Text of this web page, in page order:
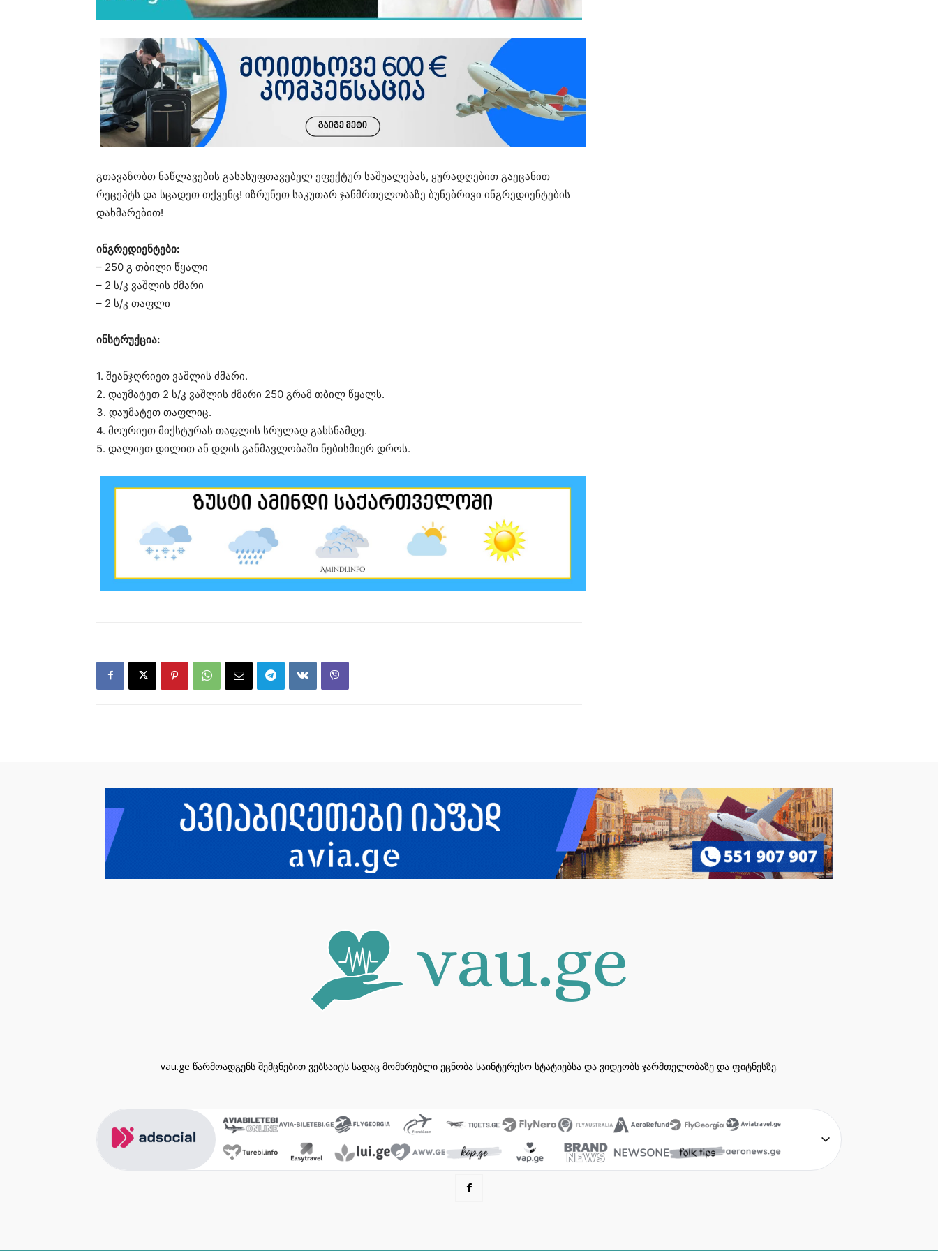
გთავაზობთ ნაწლავების გასასუფთავებელ ეფექტურ საშუალებას, ყურადღებით გაეცანით
რეცეპტს და სცადეთ თქვენც! იზრუნეთ საკუთარ ჯანმრთელობაზე ბუნებრივი ინგრედიენტების
დახმარებით!
ინგრედიენტები:
– 250 გ თბილი წყალი
– 2 ს/კ ვაშლის ძმარი
– 2 ს/კ თაფლი
ინსტრუქცია:
1. შეანჯღრიეთ ვაშლის ძმარი.
2. დაუმატეთ 2 ს/კ ვაშლის ძმარი 250 გრამ თბილ წყალს.
3. დაუმატეთ თაფლიც.
4. მოურიეთ მიქსტურას თაფლის სრულად გახსნამდე.
5. დალიეთ დილით ან დღის განმავლობაში ნებისმიერ დროს.
vau.ge წარმოადგენს შემცნებით ვებსაიტს სადაც მომხრებლი ეცნობა საინტერესო სტატიებსა და ვიდეობს ჯარმთელობაზე და ფიტნესზე.